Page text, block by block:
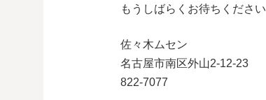
もうしばらくお待ちください
佐々木ムセン
名古屋市南区外山2-12-23
822-7077